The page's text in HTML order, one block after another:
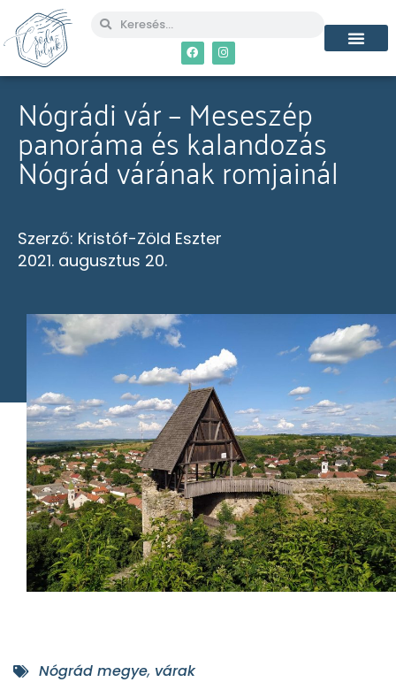
Nógrádi vár – Meseszép
panoráma és kalandozás
Nógrád várának romjainál
Szerző: Kristóf-Zöld Eszter
2021. augusztus 20.
Nógrád megye, várak